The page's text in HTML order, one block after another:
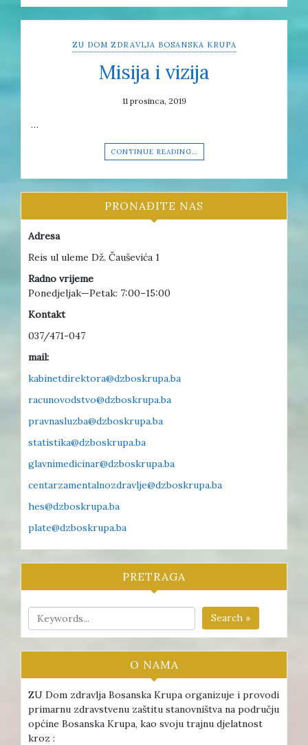
ZU DOM ZDRAVLJA BOSANSKA KRUPA
Misija i vizija
11 prosinca, 2019
…
CONTINUE READING…
PRONAĐITE NAS
Adresa
Reis ul uleme Dž. Čauševića 1
Radno vrijeme
Ponedjeljak—Petak: 7:00–15:00
Kontakt
037/471-047
mail:
kabinetdirektora@dzboskrupa.ba
racunovodstvo@dzboskrupa.ba
pravnasluzba@dzboskrupa.ba
statistika@dzboskrupa.ba
glavnimedicinar@dzboskrupa.ba
centarzamentalnozdravlje@dzboskrupa.ba
hes@dzboskrupa.ba
plate@dzboskrupa.ba
PRETRAGA
Search »
O NAMA
ZU Dom zdravlja Bosanska Krupa organizuje i provodi
primarnu zdravstvenu zaštitu stanovništva na području
općine Bosanska Krupa, kao svoju trajnu djelatnost
kroz :